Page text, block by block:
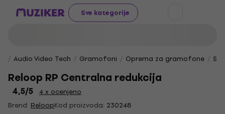
Sve kategorije
Audio Video Tech Gramofoni Oprema za gramofone
Reloop RP Centralna redukcija
4,5/5 4 x ocenjeno
Brend: ReloopKod proizvoda: 230248